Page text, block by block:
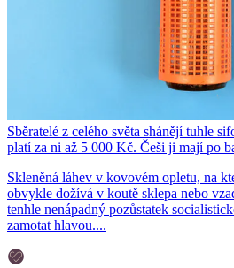
Sběratelé z celého světa shánějí tuhle
platí za ni až 5 000 Kč. Češi ji mají po
Skleněná láhev v kovovém opletu, na
obvykle dožívá v koutě sklepa nebo
tenhle nenápadný pozůstatek
zamotat hlavou....